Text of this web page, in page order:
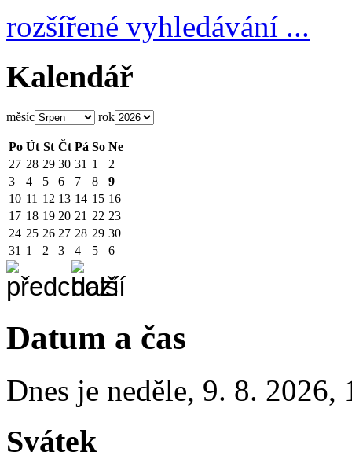
rozšířené vyhledávání ...
Kalendář
měsíc rok
Po Út St Čt Pá So Ne
27 28 29 30 31 1
2
3
4 5 6 7 8
9
10 11 12 13 14 15 16
17 18 19 20 21 22 23
24 25 26 27 28 29 30
31 1 2 3 4 5 6
Datum a čas
Dnes je neděle, 9. 8. 2026,
Svátek